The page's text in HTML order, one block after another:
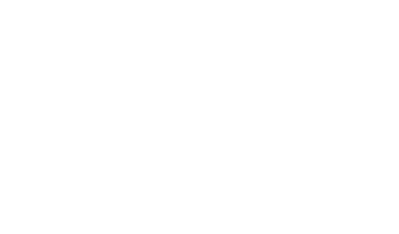
lanovka Hahnenkammbahn – 4 km, verejný bazén Aquarena
– 8,5 km